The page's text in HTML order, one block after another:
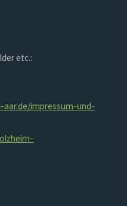
etc.:
impressum-und-